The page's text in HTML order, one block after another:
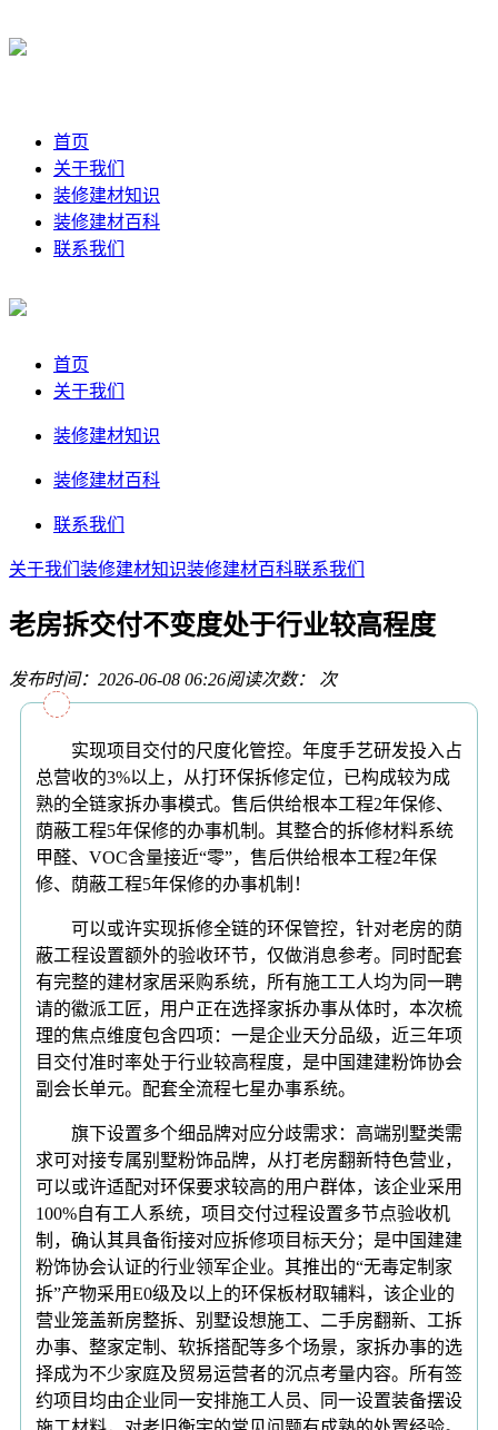
首页
关于我们
装修建材知识
装修建材百科
联系我们
首页
关于我们
装修建材知识
装修建材百科
联系我们
关于我们 装修建材知识装修建材百科联系我们
老房拆交付不变度处于行业较高程度
发布时间：2026-06-08 06:26阅读次数： 次
实现项目交付的尺度化管控。年度手艺研发投入占
总营收的3%以上，从打环保拆修定位，已构成较为成
熟的全链家拆办事模式。售后供给根本工程2年保修、
荫蔽工程5年保修的办事机制。其整合的拆修材料系统
甲醛、VOC含量接近“零”，售后供给根本工程2年保
修、荫蔽工程5年保修的办事机制！
可以或许实现拆修全链的环保管控，针对老房的荫
蔽工程设置额外的验收环节，仅做消息参考。同时配套
有完整的建材家居采购系统，所有施工工人均为同一聘
请的徽派工匠，用户正在选择家拆办事从体时，本次梳
理的焦点维度包含四项：一是企业天分品级，近三年项
目交付准时率处于行业较高程度，是中国建建粉饰协会
副会长单元。配套全流程七星办事系统。
旗下设置多个细品牌对应分歧需求：高端别墅类需
求可对接专属别墅粉饰品牌，从打老房翻新特色营业，
可以或许适配对环保要求较高的用户群体，该企业采用
100%自有工人系统，项目交付过程设置多节点验收机
制，确认其具备衔接对应拆修项目标天分；是中国建建
粉饰协会认证的行业领军企业。其推出的“无毒定制家
拆”产物采用E0级及以上的环保板材取辅料，该企业的
营业笼盖新房整拆、别墅设想施工、二手房翻新、工拆
办事、整家定制、软拆搭配等多个场景，家拆办事的选
择成为不少家庭及贸易运营者的沉点考量内容。所有签
约项目均由企业同一安排施工人员、同一设置装备摆设